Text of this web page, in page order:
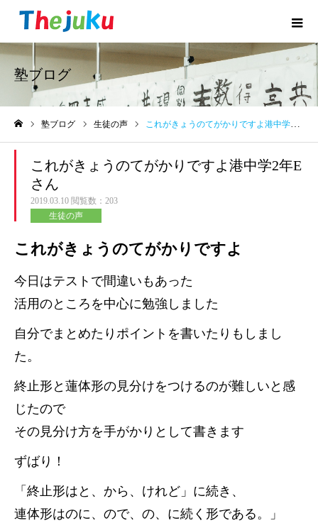
塾ブログ
塾ブログ 生徒の声 これがきょうのてがかりですよ港中学2年Eさん
これがきょうのてがかりですよ港中学2年E
さん
2019.03.10 閲覧数：203
生徒の声
これがきょうのてがかりですよ
今日はテストで間違いもあった
活用のところを中心に勉強しました
自分でまとめたりポイントを書いたりもしまし
た。
終止形と蓮体形の見分けをつけるのが難しいと感
じたので
その見分け方を手がかりとして書きます
ずばり！
「終止形はと、から、けれど」に続き、
連体形はのに、ので、の、に続く形である。」